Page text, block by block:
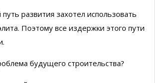
развития захотел использовать
Поэтому все издержки этого пути
будущего строительства?